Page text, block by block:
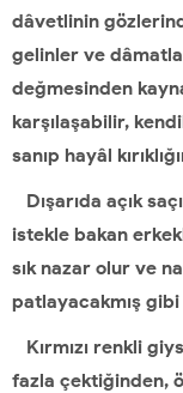
dâvetlinin
gelinler ve
değmesinden
karşılaşabilir,
sanıp hayâl
Dışarıda açık
istekle bakan
sık nazar olur ve
patlayacakmış
Kırmızı renkli
fazla çektiğinden,